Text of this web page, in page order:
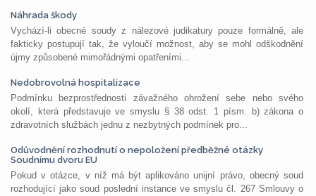
Náhrada škody
Vychází-li obecné soudy z nálezové judikatury pouze formálně, ale
fakticky postupují tak, že vyloučí možnost, aby se mohl odškodnění
újmy způsobené mimořádnými opatřeními...
Nedobrovolná hospitalizace
Podmínku bezprostřednosti závažného ohrožení sebe nebo svého
okolí, která představuje ve smyslu § 38 odst. 1 písm. b) zákona o
zdravotních službách jednu z nezbytných podmínek pro...
Odůvodnění rozhodnutí o nepoložení předběžné otázky
Soudnímu dvoru EU
Pokud v otázce, v níž má být aplikováno unijní právo, obecný soud
rozhodující jako soud poslední instance ve smyslu čl. 267 Smlouvy o